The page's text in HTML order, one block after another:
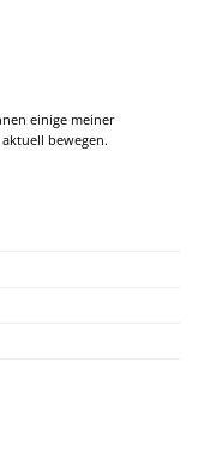
einige meiner
bewegen.